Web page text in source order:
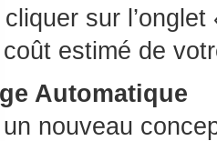
sur
estimé de
Automatique
nouveau